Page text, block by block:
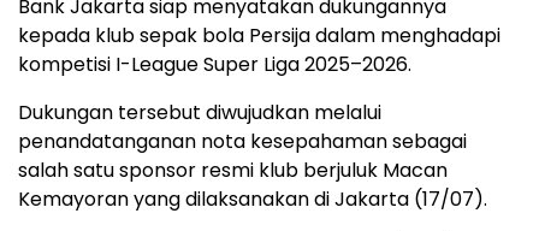
Bank Jakarta siap menyatakan dukungannya
kepada klub sepak bola Persija dalam menghadapi
kompetisi I-League Super Liga 2025–2026.
Dukungan tersebut diwujudkan melalui
penandatanganan nota kesepahaman sebagai
salah satu sponsor resmi klub berjuluk Macan
Kemayoran yang dilaksanakan di Jakarta (17/07).